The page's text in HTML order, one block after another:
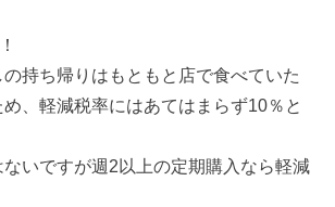
持ち帰りはもともと店で食べていた
、軽減税率にはあてはまらず10％と
いですが週2以上の定期購入なら軽減